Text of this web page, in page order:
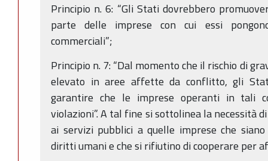
Principio n. 6: “Gli Stati dovrebbero
parte delle imprese con cui essi
commerciali”;
Principio n. 7: “Dal momento che il rischio di
elevato in aree affette da conflitto, gli
garantire che le imprese operanti in tali
violazioni”. A tal fine si sottolinea la necessità
ai servizi pubblici a quelle imprese che
diritti umani e che si rifiutino di cooperare per